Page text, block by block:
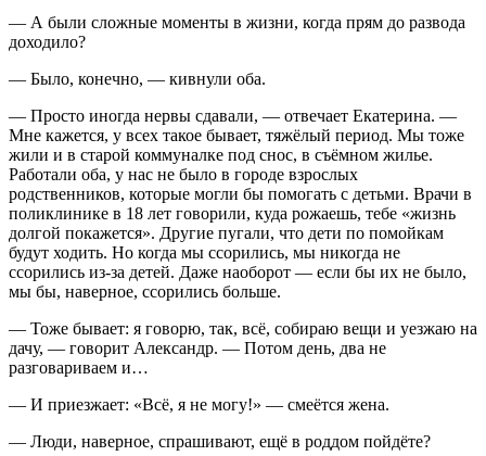
— А были сложные моменты в жизни, когда прям до развода
доходило?
— Было, конечно, — кивнули оба.
— Просто иногда нервы сдавали, — отвечает Екатерина. —
Мне кажется, у всех такое бывает, тяжёлый период. Мы тоже
жили и в старой коммуналке под снос, в съёмном жилье.
Работали оба, у нас не было в городе взрослых
родственников, которые могли бы помогать с детьми. Врачи в
поликлинике в 18 лет говорили, куда рожаешь, тебе «жизнь
долгой покажется». Другие пугали, что дети по помойкам
будут ходить. Но когда мы ссорились, мы никогда не
ссорились из-за детей. Даже наоборот — если бы их не было,
мы бы, наверное, ссорились больше.
— Тоже бывает: я говорю, так, всё, собираю вещи и уезжаю на
дачу, — говорит Александр. — Потом день, два не
разговариваем и…
— И приезжает: «Всё, я не могу!» — смеётся жена.
— Люди, наверное, спрашивают, ещё в роддом пойдёте?